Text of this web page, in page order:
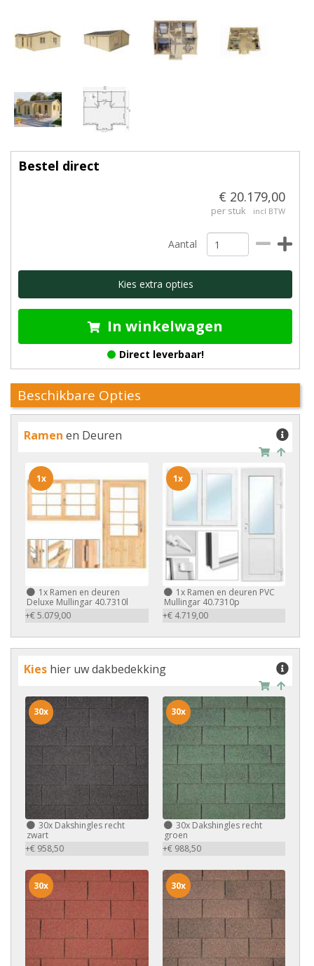
Bestel direct
€ 20.179,00
per stuk incl BTW
Aantal
Kies extra opties
In winkelwagen
Direct leverbaar!
Beschikbare Opties
Ramen en Deuren
1x Ramen en deuren
Deluxe Mullingar 40.7310l
+€ 5.079,00
1x
1xRamen en deuren PVC
Mullingar 40.7310p
+€ 4.719,00
1x
Kies hier uw dakbedekking
30x Dakshingles recht
zwart
+€ 958,50
30x
30xDakshingles recht
groen
+€ 988,50
30x
30x 30x